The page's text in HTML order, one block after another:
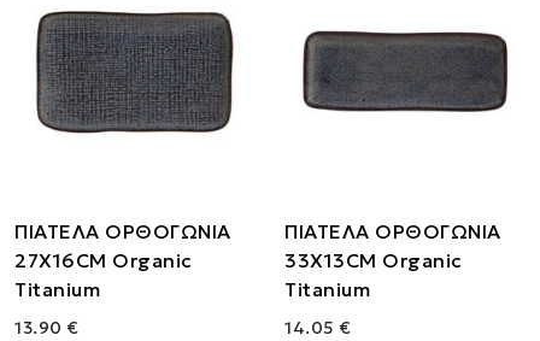
ΠΙΑΤΕΛΑ ΟΡΘΟΓΩΝΙΑ
27Χ16CM Organic
Titanium
13.90 €
ΠΙΑΤΕΛΑ ΟΡΘΟΓΩΝΙΑ
33Χ13CM Organic
Titanium
14.05 €